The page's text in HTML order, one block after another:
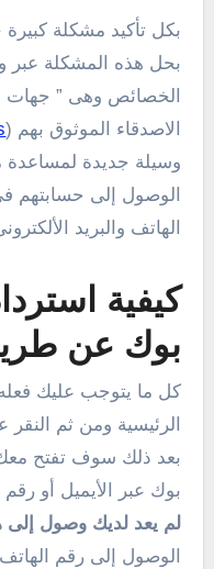
بكل تأكيد مشكلة
بحل هذه المشكلة
الخصائص وهى ” جهات
الاصدقاء الموثوق بهم (
وسيلة جديدة
الوصول إلى حسابتهم
الهاتف والبريد
كيفية
بوك عن
كل ما يتوجب عليك
الرئيسية ومن ثم النقر
بعد ذلك سوف تفتح
بوك عبر الأيميل أو رقم
لم يعد لديك وصول إلى
الوصول إلى رقم الهاتف